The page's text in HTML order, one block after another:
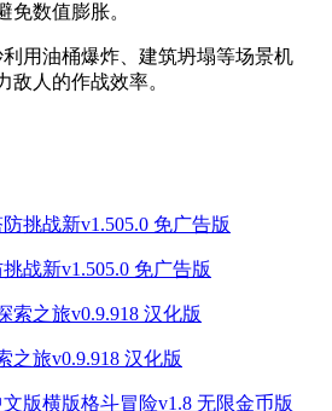
免数值膨胀。
用油桶爆炸、建筑坍塌等场景机
敌人的作战效率。
战新v1.505.0 免广告版
之旅v0.9.918 汉化版